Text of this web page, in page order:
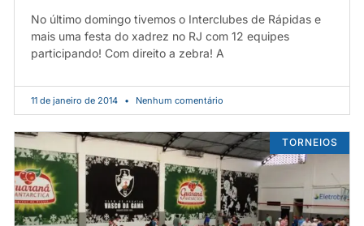
No último domingo tivemos o Interclubes de Rápidas e
mais uma festa do xadrez no RJ com 12 equipes
participando! Com direito a zebra! A
11 de janeiro de 2014 Nenhum comentário
TORNEIOS